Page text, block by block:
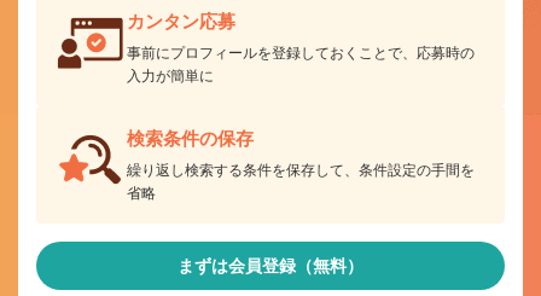
カンタン応募
事前にプロフィールを登録しておくことで、応募時の
入力が簡単に
検索条件の保存
繰り返し検索する条件を保存して、条件設定の手間を
省略
まずは会員登録（無料）